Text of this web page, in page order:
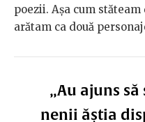
poezii. Așa cum
arătam ca două
„Au ajuns să
nenii ăștia